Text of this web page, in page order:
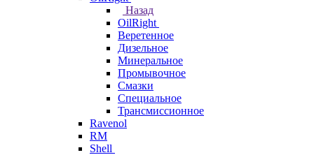
Назад
OilRight
Веретенное
Дизельное
Минеральное
Промывочное
Смазки
Специальное
Трансмиссионное
Ravenol
RM
Shell